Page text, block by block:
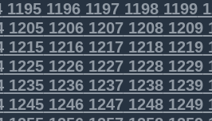
11951196119711981199
12051206120712081209
12151216121712181219
12251226122712281229
12351236123712381239
12451246124712481249